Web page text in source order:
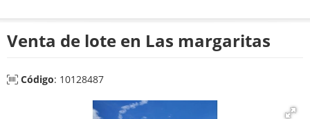
Venta de lote en Las margaritas
Código: 10128487